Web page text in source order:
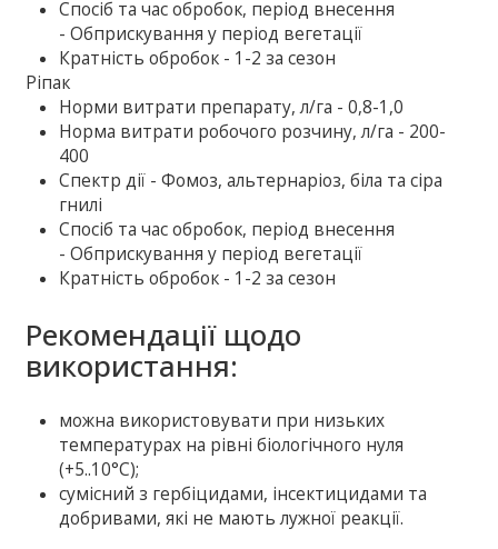
Спосіб та час обробок, період внесення
- Обприскування у період вегетації
Кратність обробок - 1-2 за сезон
Ріпак
Норми витрати препарату, л/га - 0,8-1,0
Норма витрати робочого розчину, л/га - 200-
400
Спектр дії - Фомоз, альтернаріоз, біла та сіра
гнилі
Спосіб та час обробок, період внесення
- Обприскування у період вегетації
Кратність обробок - 1-2 за сезон
Рекомендації щодо
використання:
можна використовувати при низьких
температурах на рівні біологічного нуля
(+5..10°С);
сумісний з гербіцидами, інсектицидами та
добривами, які не мають лужної реакції.